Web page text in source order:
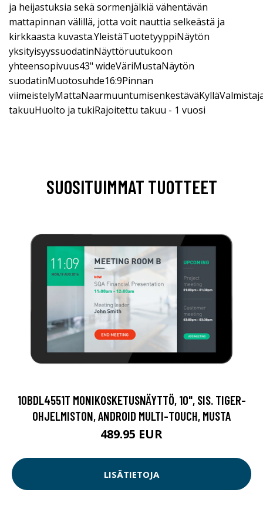
ja heijastuksia sekä sormenjälkiä vähentävän
mattapinnan välillä, jotta voit nauttia selkeästä ja
kirkkaasta kuvasta.YleistäTuotetyyppiNäytön
yksityisyyssuodatinNäyttöruutukoon
yhteensopivuus43" wideVäriMustaNäytön
suodatinMuotosuhde16:9Pinnan
takuuHuolto ja tukiRajoitettu takuu - 1 vuosi
SUOSITUIMMAT TUOTTEET
10BDL4551T MONIKOSKETUSNÄYTTÖ, 10", SIS. TIGER-
OHJELMISTON, ANDROID MULTI-TOUCH, MUSTA
489.95 EUR
LISÄTIETOJA